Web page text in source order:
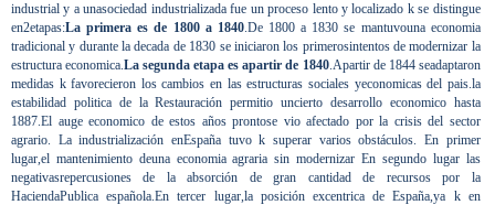
industrial y a unasociedad industrializada fue un proceso lento y localizado k se distingue
en2etapas:La primera es de 1800 a 1840.De 1800 a 1830 se mantuvouna economia
tradicional y durante la decada de 1830 se iniciaron los primerosintentos de modernizar la
estructura economica.La segunda etapa es apartir de 1840.Apartir de 1844 seadaptaron
medidas k favorecieron los cambios en las estructuras sociales yeconomicas del pais.la
estabilidad politica de la Restauración permitio uncierto desarrollo economico hasta
1887.El auge economico de estos años prontose vio afectado por la crisis del sector
agrario. La industrialización enEspaña tuvo k superar varios obstáculos. En primer
lugar,el mantenimiento deuna economia agraria sin modernizar En segundo lugar las
negativasrepercusiones de la absorción de gran cantidad de recursos por la
HaciendaPublica española.En tercer lugar,la posición excentrica de España,ya k en